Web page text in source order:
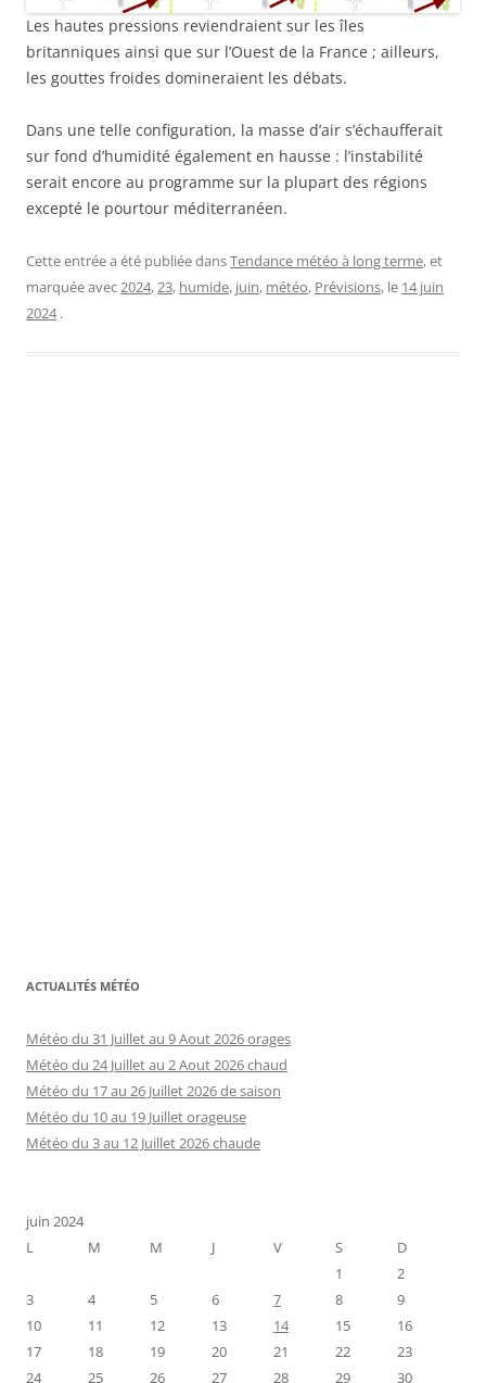
Les hautes pressions reviendraient sur les îles
britanniques ainsi que sur l’Ouest de la France ; ailleurs,
les gouttes froides domineraient les débats.
Dans une telle configuration, la masse d’air s’échaufferait
sur fond d’humidité également en hausse : l’instabilité
serait encore au programme sur la plupart des régions
excepté le pourtour méditerranéen.
Cette entrée a été publiée dansTendance météo à long terme, et
marquée avec2024,23, humide, juin, météo, Prévisions, le 14 juin
2024 .
ACTUALITÉS MÉTÉO
Météo du 31 Juillet au 9 Aout 2026 orages
Météo du 24 Juillet au 2 Aout 2026 chaud
Météo du 17 au 26 Juillet 2026 de saison
Météo du 10 au 19 Juillet orageuse
Météo du 3 au 12 Juillet 2026 chaude
juin 2024
L
M M J V S
D
1
2
3
4 5 6 7 8
9
10
11 12 13 14 15
16
17
18 19 20 21 22
23
24
25 26 27 28 29 30